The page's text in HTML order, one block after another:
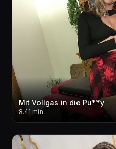
Mit Vollgas in die Pu**y
8.41 min